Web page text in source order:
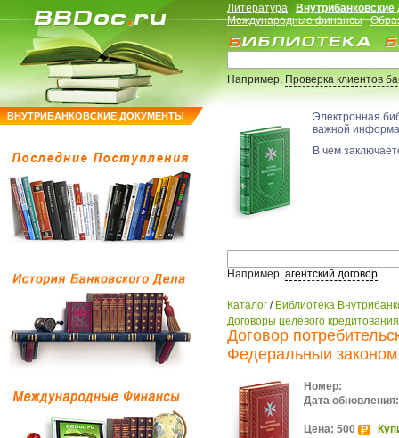
ВНУТРИБАНКОВСКИЕ ДОКУМЕНТЫ
Литература
Международные финансы
Например,Проверка клиентов
Электронная
важной
В чем
Например, агентский договор
Каталог / Библиотека
Договоры целевого кредитования
Договор
Федеральныи
Номер:
Дата обновления:
Цена: 500